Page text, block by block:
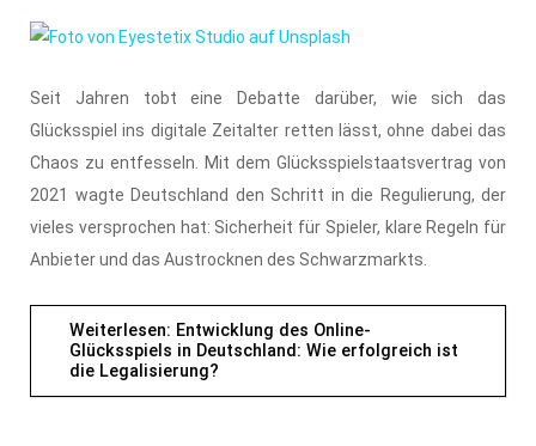
Seit Jahren tobt eine Debatte darüber, wie sich das
Glücksspiel ins digitale Zeitalter retten lässt, ohne dabei das
Chaos zu entfesseln. Mit dem Glücksspielstaatsvertrag von
2021 wagte Deutschland den Schritt in die Regulierung, der
vieles versprochen hat: Sicherheit für Spieler, klare Regeln für
Anbieter und das Austrocknen des Schwarzmarkts.
Weiterlesen: Entwicklung des Online-
Glücksspiels in Deutschland: Wie erfolgreich ist
die Legalisierung?